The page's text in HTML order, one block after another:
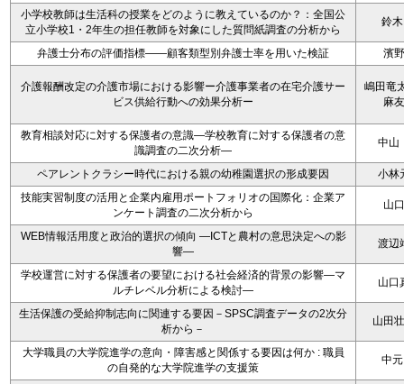
小学校教師は生活科の授業をどのように教えているのか？：全国公
立小学校1・2年生の担任教師を対象にした質問紙調査の分析から
鈴
弁護士分布の評価指標――顧客類型別弁護士率を用いた検証 濱
介護報酬改定の介護市場における影響ー介護事業者の在宅介護サー
ビス供給行動への効果分析ー
嶋田竜
麻
教育相談対応に対する保護者の意識—学校教育に対する保護者の意
識調査の二次分析—
中
ペアレントクラシー時代における親の幼稚園選択の形成要因
小林
技能実習制度の活用と企業内雇用ポートフォリオの国際化：企業ア
ンケート調査の二次分析から
山
WEB情報活用度と政治的選択の傾向 ―ICTと農村の意思決定への影
響―
渡辺
学校運営に対する保護者の要望における社会経済的背景の影響―マ
ルチレベル分析による検討―
山口
生活保護の受給抑制志向に関連する要因－SPSC調査データの2次分
析から－
山田
大学職員の大学院進学の意向・障害感と関係する要因は何か : 職員
の自発的な大学院進学の支援策
中